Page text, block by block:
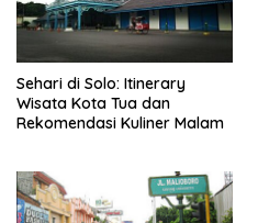
Sehari di Solo: Itinerary
Wisata Kota Tua dan
Rekomendasi Kuliner Malam